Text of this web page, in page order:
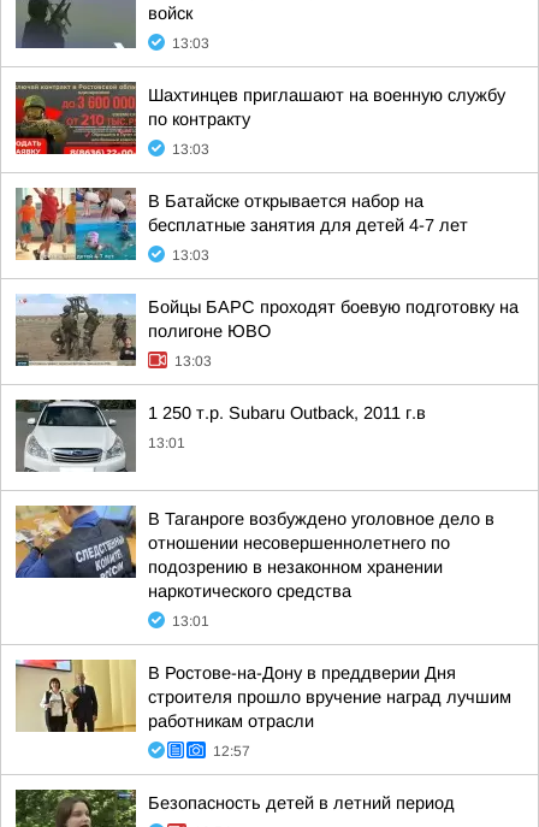
войск
13:03
Шахтинцев приглашают на военную службу
по контракту
13:03
В Батайске открывается набор на
бесплатные занятия для детей 4-7 лет
13:03
Бойцы БАРС проходят боевую подготовку на
полигоне ЮВО
13:03
1 250 т.р. Subaru Outback, 2011 г.в
13:01
В Таганроге возбуждено уголовное дело в
отношении несовершеннолетнего по
подозрению в незаконном хранении
наркотического средства
13:01
В Ростове-на-Дону в преддверии Дня
строителя прошло вручение наград лучшим
работникам отрасли
12:57
Безопасность детей в летний период